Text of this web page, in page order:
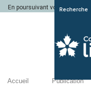
En poursuivant votreRecherche
Accueil Publication